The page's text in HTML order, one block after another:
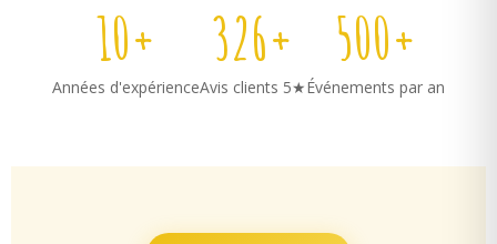
10+
Années d'expérience
326+
Avis clients 5★
500+
Événements par an